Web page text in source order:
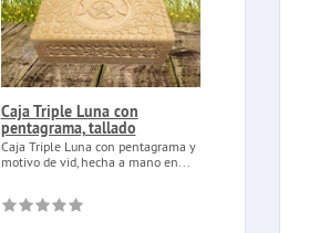
Caja Triple Luna con
pentagrama, tallado
Caja Triple Luna con pentagrama y
motivo de vid, hecha a mano en...